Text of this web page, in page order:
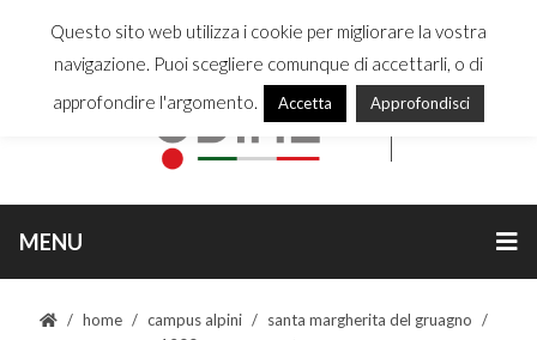
MENU
home campus alpini
santa margherita del gruagno
Questo sito web utilizza i cookie per migliorare la vostra
navigazione. Puoi scegliere comunque di accettarli, o di
approfondire l'argomento.
Accetta Approfondisci